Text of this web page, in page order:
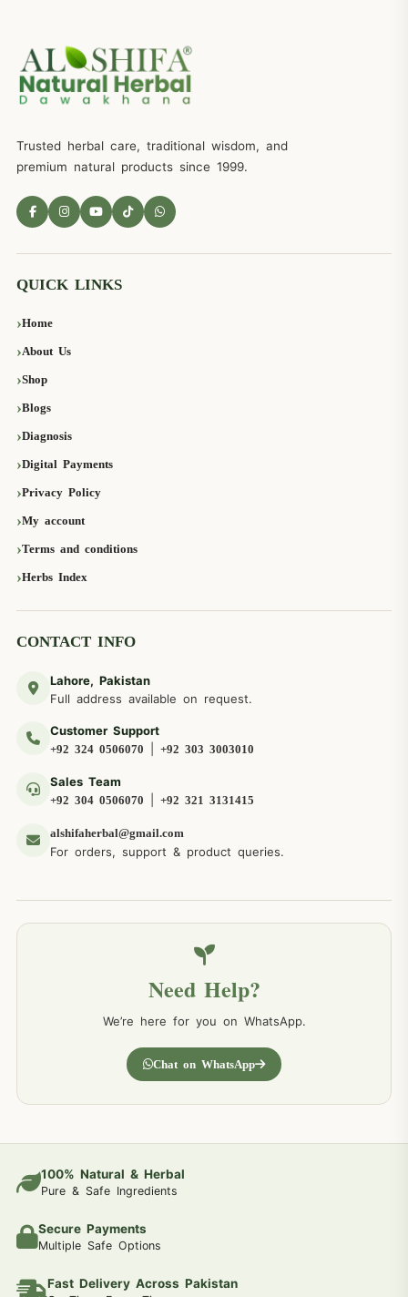
Trusted herbal care, traditional wisdom, and
premium natural products since 1999.
QUICK LINKS
Home
About Us
Shop
Blogs
Diagnosis
Digital Payments
Privacy Policy
My account
Terms and conditions
Herbs Index
CONTACT INFO
Lahore, Pakistan
Full address available on request.
Customer Support
+92 324 0506070 +92 303 3003010
Sales Team
+92 304 0506070 +92 321 3131415
alshifaherbal@gmail.com
For orders, support & product queries.
Need Help?
We’re here for you on WhatsApp.
Chat on WhatsApp
100% Natural & Herbal
Pure & Safe Ingredients
Secure Payments
Multiple Safe Options
Fast Delivery Across Pakistan